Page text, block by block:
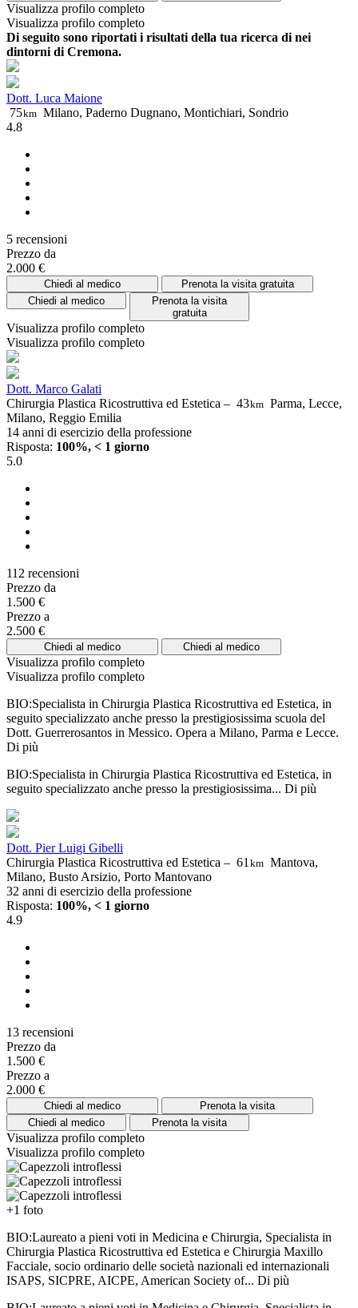
Visualizza profilo completo
Visualizza profilo completo
Di seguito sono riportati i risultati della tua ricerca di nei
dintorni di Cremona.
Dott. Luca Maione
75km Milano, Paderno Dugnano, Montichiari, Sondrio
4.8
5 recensioni
Prezzo da
2.000 €
Chiedi al medico
Prenota la visita gratuita
Chiedi al medico
Prenota la visita
gratuita
Visualizza profilo completo
Visualizza profilo completo
Dott. Marco Galati
Chirurgia Plastica Ricostruttiva ed Estetica – 43km Parma, Lecce,
Milano, Reggio Emilia
14 anni di esercizio della professione
Risposta: 100%, < 1 giorno
5.0
112 recensioni
Prezzo da
1.500 €
Prezzo a
2.500 €
Chiedi al medico Chiedi al medico
Visualizza profilo completo
Visualizza profilo completo
BIO:Specialista in Chirurgia Plastica Ricostruttiva ed Estetica, in
seguito specializzato anche presso la prestigiosissima scuola del
Dott. Guerrerosantos in Messico. Opera a Milano, Parma e Lecce.
Di più
BIO:Specialista in Chirurgia Plastica Ricostruttiva ed Estetica, in
seguito specializzato anche presso la prestigiosissima... Di più
Dott. Pier Luigi Gibelli
Chirurgia Plastica Ricostruttiva ed Estetica – 61km Mantova,
Milano, Busto Arsizio, Porto Mantovano
32 anni di esercizio della professione
Risposta: 100%, < 1 giorno
4.9
13 recensioni
Prezzo da
1.500 €
Prezzo a
2.000 €
Chiedi al medico
Prenota la visita
Chiedi al medico
Prenota la visita
Visualizza profilo completo
Visualizza profilo completo
+1 foto
BIO:Laureato a pieni voti in Medicina e Chirurgia, Specialista in
Chirurgia Plastica Ricostruttiva ed Estetica e Chirurgia Maxillo
Facciale, socio ordinario delle società nazionali ed internazionali
ISAPS, SICPRE, AICPE, American Society of... Di più